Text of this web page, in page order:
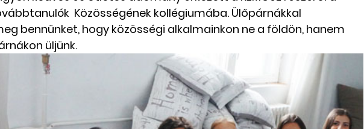
Nyaralás, táboroztatás Szociális és jótékonysági munka
Csángó témájú könyv, videó Utazások Moldvába Galéria
Várjuk történeteiket!
Közösségének kollégiumába. Ülőpárnákkal
bennünket, hogy közösségi alkalmainkon ne a földön, hanem
üljünk.